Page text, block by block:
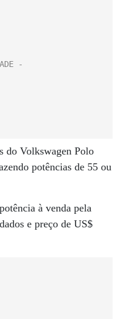
do Volkswagen Polo
potências de 55 ou
à venda pela
e preço de US$